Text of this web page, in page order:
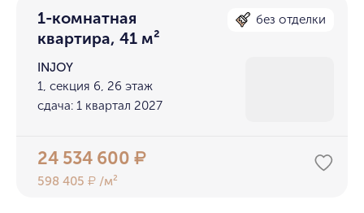
1-комнатная
квартира, 41 м²
без отделки
INJOY
1, секция 6, 26 этаж
сдача: 1 квартал 2027
24 534 600₽
598 405₽ /м²